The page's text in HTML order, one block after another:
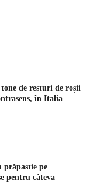
de resturi de roșii
în Italia
prăpastie pe
pentru câteva